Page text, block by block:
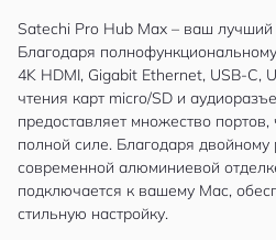
Satechi Pro Hub Max – ваш
Благодаря
4K HDMI, Gigabit Ethernet, USB-C,
чтения карт micro/SD и
предоставляет множество
полной силе. Благодаря двойному
современной алюминиевой
подключается к вашему Mac,
стильную настройку.